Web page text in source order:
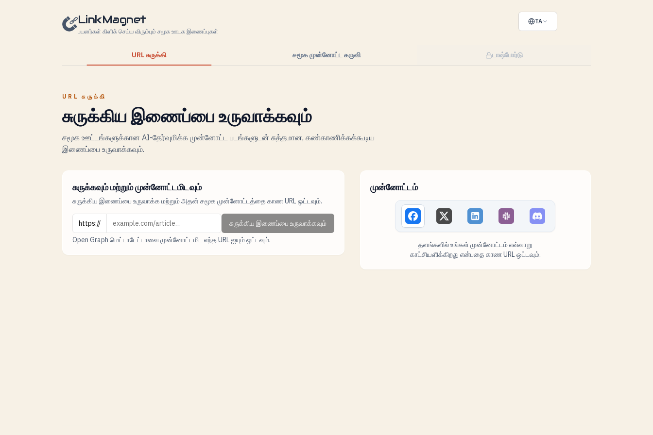
LinkMagnet
பயனர்கள் கிளிக் செய்ய விரும்பும் சமூக ஊடக இணைப்புகள்
TA
URL சுருக்கி சமூக முன்னோட்ட கருவி டாஷ்போர்டு
URL சுருக்கி
சுருக்கிய இணைப்பை உருவாக்கவும்
சமூக ஊட்டங்களுக்கான AI-தேர்வுமிக்க முன்னோட்ட படங்களுடன் சுத்தமான, கண்காணிக்கக்கூடிய
இணைப்பை உருவாக்கவும்.
சுருக்கவும் மற்றும் முன்னோட்டமிடவும்
சுருக்கிய இணைப்பை உருவாக்க மற்றும் அதன் சமூக முன்னோட்டத்தை காண URL ஒட்டவும்.
URL
https://
சுருக்கிய இணைப்பை உருவாக்கவும்
Open Graph மெட்டாடேட்டாவை முன்னோட்டமிட எந்த URL ஐயும் ஒட்டவும்.
முன்னோட்டம்
தளங்களில் உங்கள் முன்னோட்டம் எவ்வாறு
காட்சியளிக்கிறது என்பதை காண URL ஒட்டவும்.